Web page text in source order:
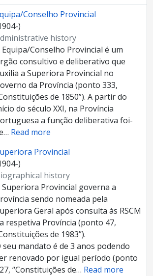
Conselho Provincial
)
history
Equipa/Conselho Provincial é um
consultivo e deliberativo que
a Superiora Provincial no
da Província (ponto 333,
de 1850”). A partir do
do século XXI, na Província
a função deliberativa foi-
… Read more
Provincial
)
history
Superiora Provincial governa a
sendo nomeada pela
Geral após consulta às RSCM
respetiva Província (ponto 47,
de 1983”).
seu mandato é de 3 anos podendo
renovado por igual período (ponto
“Constituições de… Read more